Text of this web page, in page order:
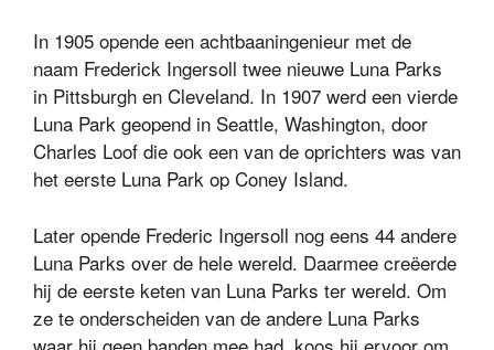
In 1905 opende een achtbaaningenieur met de
naam Frederick Ingersoll twee nieuwe Luna Parks
in Pittsburgh en Cleveland. In 1907 werd een vierde
Luna Park geopend in Seattle, Washington, door
Charles Loof die ook een van de oprichters was van
het eerste Luna Park op Coney Island.
Later opende Frederic Ingersoll nog eens 44 andere
Luna Parks over de hele wereld. Daarmee creëerde
hij de eerste keten van Luna Parks ter wereld. Om
ze te onderscheiden van de andere Luna Parks